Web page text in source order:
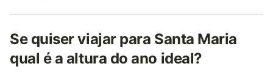
Se quiser viajar para Santa Maria
qual é a altura do ano ideal?